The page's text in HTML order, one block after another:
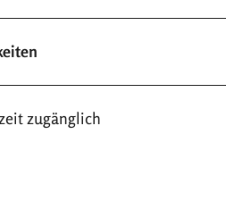
zugänglich